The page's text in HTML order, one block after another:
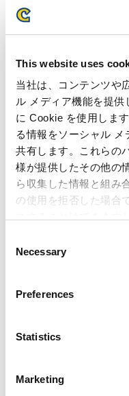
This website uses
当社は、コンテンツや
ル メディア機能を提
に Cookie を使用しま
る情報をソーシャル メ
共有します。これらの
様が提供したその他の
ら収集した情報と組み
の使用を拒否した場合
Necessary
Preferences
Statistics
Marketing
4) この結果、売上高は24
業利益3億66百万円（
前第1四
売上高
1,711
営業利益
691
営業利益率
1) パチスロ機部門は、新
ピート販売や受託ビジ
『マリオパーティふ
推移いたしました。
3) この結果、売上高は
営業利益6億59百万円
(4) その他事業
売上高